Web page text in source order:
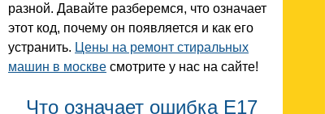
разной. Давайте разберемся, что означает
этот код, почему он появляется и как его
устранить. Цены на ремонт стиральных
машин в москве смотрите у нас на сайте!
Что означает ошибка E17